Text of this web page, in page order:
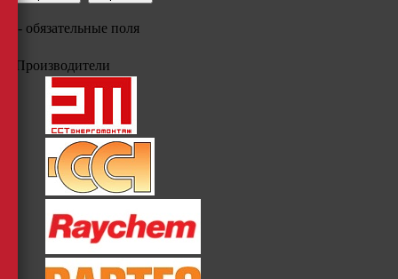
- обязательные поля
Производители